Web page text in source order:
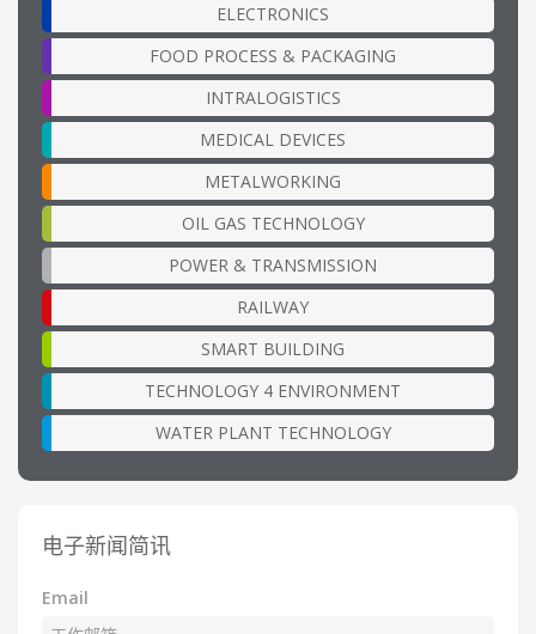
ELECTRONICS
FOOD PROCESS & PACKAGING
INTRALOGISTICS
MEDICAL DEVICES
METALWORKING
OIL GAS TECHNOLOGY
POWER & TRANSMISSION
RAILWAY
SMART BUILDING
TECHNOLOGY 4 ENVIRONMENT
WATER PLANT TECHNOLOGY
电子新闻简讯
Email